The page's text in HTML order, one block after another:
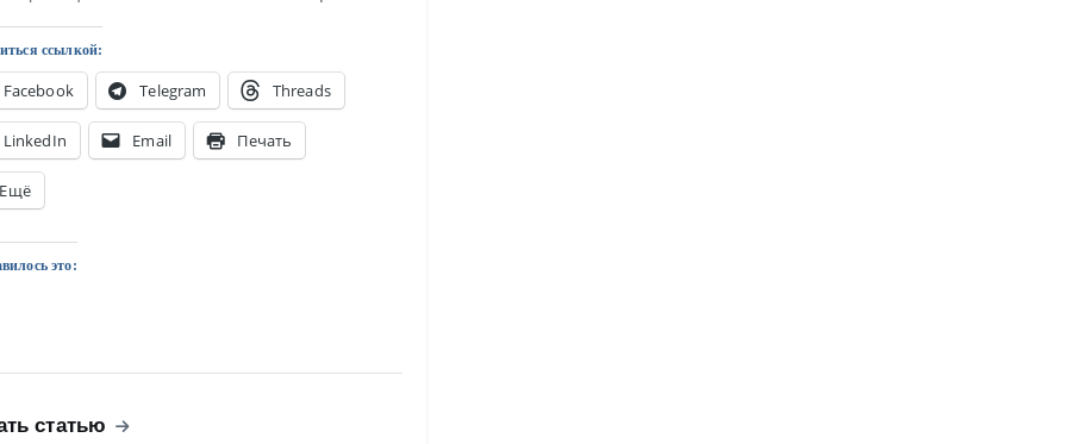
ссылкой:
Facebook Telegram Threads
LinkedIn Email Печать
Ещё
это:
статью